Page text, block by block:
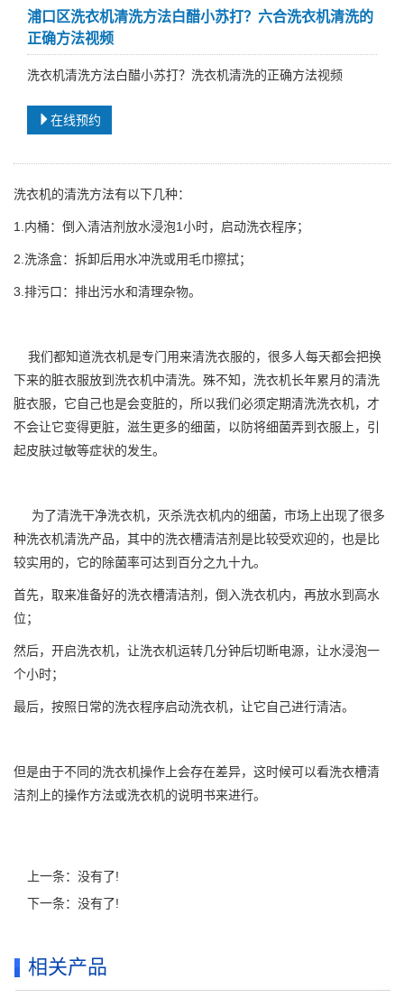
浦口区洗衣机清洗方法白醋小苏打？六合洗衣机清洗的
正确方法视频
洗衣机清洗方法白醋小苏打？洗衣机清洗的正确方法视频
在线预约
洗衣机的清洗方法有以下几种：
1.内桶：倒入清洁剂放水浸泡1小时，启动洗衣程序；
2.洗涤盒：拆卸后用水冲洗或用毛巾擦拭；
3.排污口：排出污水和清理杂物。
我们都知道洗衣机是专门用来清洗衣服的，很多人每天都会把换
下来的脏衣服放到洗衣机中清洗。殊不知，洗衣机长年累月的清洗
脏衣服，它自己也是会变脏的，所以我们必须定期清洗洗衣机，才
不会让它变得更脏，滋生更多的细菌，以防将细菌弄到衣服上，引
起皮肤过敏等症状的发生。
为了清洗干净洗衣机，灭杀洗衣机内的细菌，市场上出现了很多
种洗衣机清洗产品，其中的洗衣槽清洁剂是比较受欢迎的，也是比
较实用的，它的除菌率可达到百分之九十九。
首先，取来准备好的洗衣槽清洁剂，倒入洗衣机内，再放水到高水
位；
然后，开启洗衣机，让洗衣机运转几分钟后切断电源，让水浸泡一
个小时；
最后，按照日常的洗衣程序启动洗衣机，让它自己进行清洁。
但是由于不同的洗衣机操作上会存在差异，这时候可以看洗衣槽清
洁剂上的操作方法或洗衣机的说明书来进行。
上一条：没有了!
下一条：没有了!
相关产品